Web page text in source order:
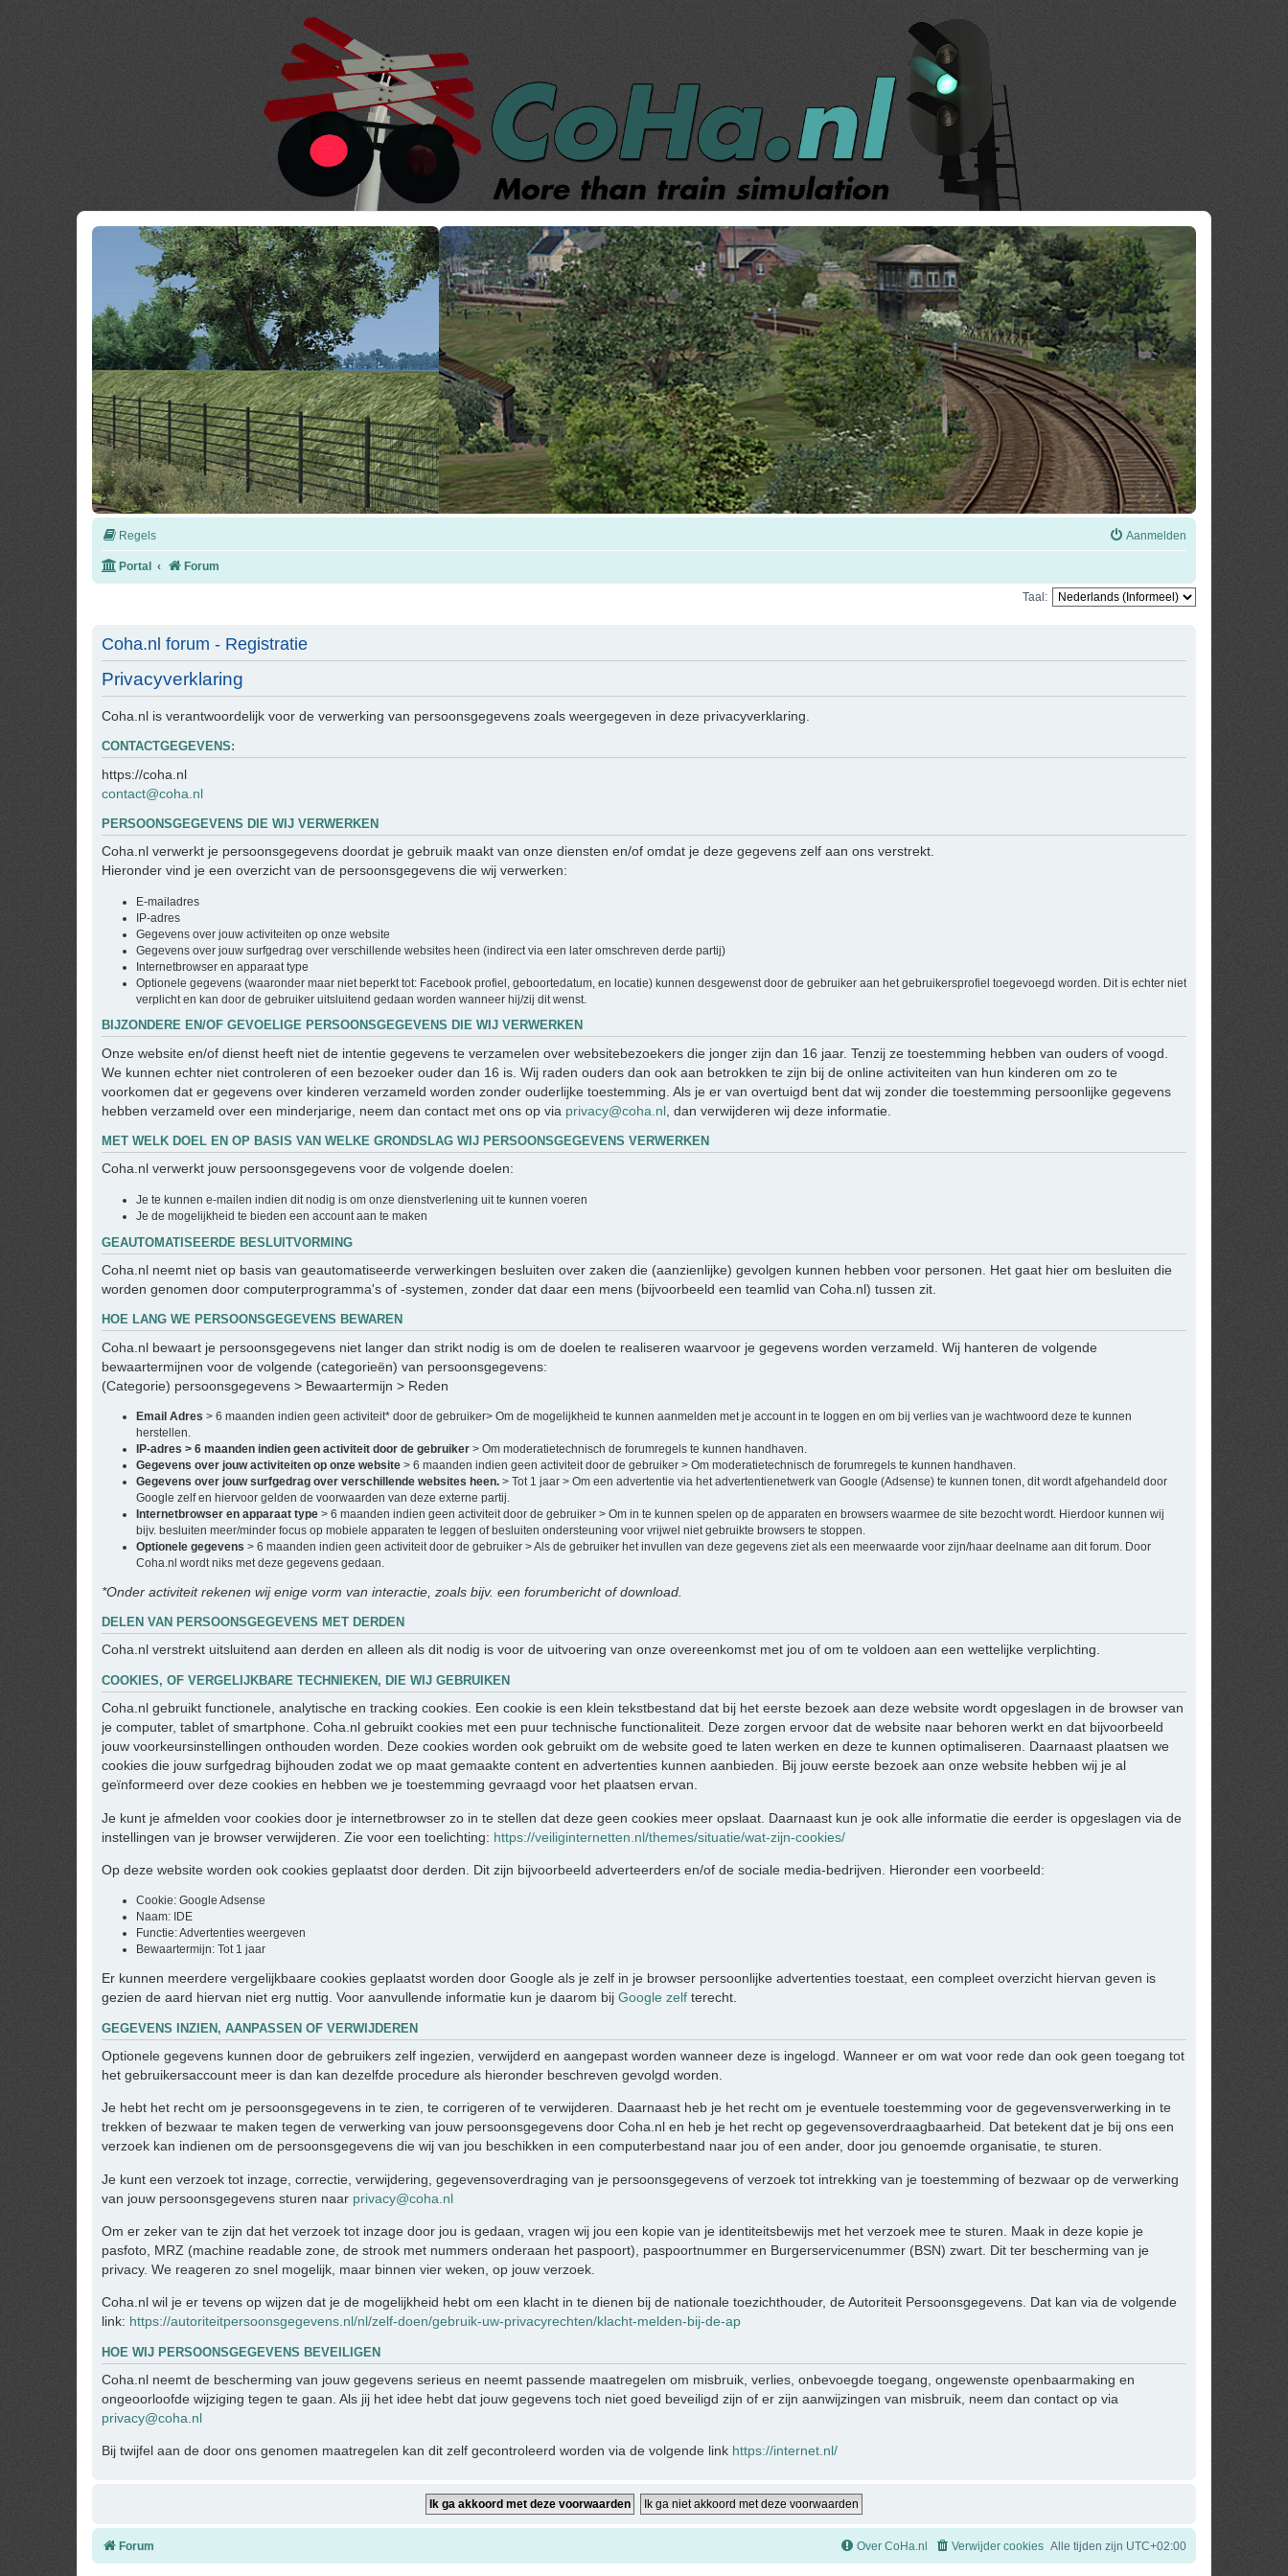
Regels Aanmelden
Portal Forum
Taal:
Coha.nl forum - Registratie
Privacyverklaring
Coha.nl is verantwoordelijk voor de verwerking van persoonsgegevens zoals weergegeven in deze privacyverklaring.
CONTACTGEGEVENS:
https://coha.nl
contact@coha.nl
PERSOONSGEGEVENS DIE WIJ VERWERKEN
Coha.nl verwerkt je persoonsgegevens doordat je gebruik maakt van onze diensten en/of omdat je deze gegevens zelf aan ons verstrekt.
Hieronder vind je een overzicht van de persoonsgegevens die wij verwerken:
E-mailadres
IP-adres
Gegevens over jouw activiteiten op onze website
Gegevens over jouw surfgedrag over verschillende websites heen (indirect via een later omschreven derde partij)
Internetbrowser en apparaat type
Optionele gegevens (waaronder maar niet beperkt tot: Facebook profiel, geboortedatum, en locatie) kunnen desgewenst door de gebruiker aan het gebruikersprofiel toegevoegd worden. Dit is echter niet
verplicht en kan door de gebruiker uitsluitend gedaan worden wanneer hij/zij dit wenst.
BIJZONDERE EN/OF GEVOELIGE PERSOONSGEGEVENS DIE WIJ VERWERKEN
Onze website en/of dienst heeft niet de intentie gegevens te verzamelen over websitebezoekers die jonger zijn dan 16 jaar. Tenzij ze toestemming hebben van ouders of voogd.
We kunnen echter niet controleren of een bezoeker ouder dan 16 is. Wij raden ouders dan ook aan betrokken te zijn bij de online activiteiten van hun kinderen om zo te
voorkomen dat er gegevens over kinderen verzameld worden zonder ouderlijke toestemming. Als je er van overtuigd bent dat wij zonder die toestemming persoonlijke gegevens
hebben verzameld over een minderjarige, neem dan contact met ons op via privacy@coha.nl , dan verwijderen wij deze informatie.
MET WELK DOEL EN OP BASIS VAN WELKE GRONDSLAG WIJ PERSOONSGEGEVENS VERWERKEN
Coha.nl verwerkt jouw persoonsgegevens voor de volgende doelen:
Je te kunnen e-mailen indien dit nodig is om onze dienstverlening uit te kunnen voeren
Je de mogelijkheid te bieden een account aan te maken
GEAUTOMATISEERDE BESLUITVORMING
Coha.nl neemt niet op basis van geautomatiseerde verwerkingen besluiten over zaken die (aanzienlijke) gevolgen kunnen hebben voor personen. Het gaat hier om besluiten die
worden genomen door computerprogramma's of -systemen, zonder dat daar een mens (bijvoorbeeld een teamlid van Coha.nl) tussen zit.
HOE LANG WE PERSOONSGEGEVENS BEWAREN
Coha.nl bewaart je persoonsgegevens niet langer dan strikt nodig is om de doelen te realiseren waarvoor je gegevens worden verzameld. Wij hanteren de volgende
bewaartermijnen voor de volgende (categorieën) van persoonsgegevens:
(Categorie) persoonsgegevens > Bewaartermijn > Reden
Email Adres > 6 maanden indien geen activiteit* door de gebruiker> Om de mogelijkheid te kunnen aanmelden met je account in te loggen en om bij verlies van je wachtwoord deze te kunnen
herstellen.
IP-adres > 6 maanden indien geen activiteit door de gebruiker > Om moderatietechnisch de forumregels te kunnen handhaven.
Gegevens over jouw activiteiten op onze website > 6 maanden indien geen activiteit door de gebruiker > Om moderatietechnisch de forumregels te kunnen handhaven.
Gegevens over jouw surfgedrag over verschillende websites heen. > Tot 1 jaar > Om een advertentie via het advertentienetwerk van Google (Adsense) te kunnen tonen, dit wordt afgehandeld door
Google zelf en hiervoor gelden de voorwaarden van deze externe partij.
Internetbrowser en apparaat type > 6 maanden indien geen activiteit door de gebruiker > Om in te kunnen spelen op de apparaten en browsers waarmee de site bezocht wordt. Hierdoor kunnen wij
bijv. besluiten meer/minder focus op mobiele apparaten te leggen of besluiten ondersteuning voor vrijwel niet gebruikte browsers te stoppen.
Optionele gegevens > 6 maanden indien geen activiteit door de gebruiker > Als de gebruiker het invullen van deze gegevens ziet als een meerwaarde voor zijn/haar deelname aan dit forum. Door
Coha.nl wordt niks met deze gegevens gedaan.
*Onder activiteit rekenen wij enige vorm van interactie, zoals bijv. een forumbericht of download.
DELEN VAN PERSOONSGEGEVENS MET DERDEN
Coha.nl verstrekt uitsluitend aan derden en alleen als dit nodig is voor de uitvoering van onze overeenkomst met jou of om te voldoen aan een wettelijke verplichting.
COOKIES, OF VERGELIJKBARE TECHNIEKEN, DIE WIJ GEBRUIKEN
Coha.nl gebruikt functionele, analytische en tracking cookies. Een cookie is een klein tekstbestand dat bij het eerste bezoek aan deze website wordt opgeslagen in de browser van
je computer, tablet of smartphone. Coha.nl gebruikt cookies met een puur technische functionaliteit. Deze zorgen ervoor dat de website naar behoren werkt en dat bijvoorbeeld
jouw voorkeursinstellingen onthouden worden. Deze cookies worden ook gebruikt om de website goed te laten werken en deze te kunnen optimaliseren. Daarnaast plaatsen we
cookies die jouw surfgedrag bijhouden zodat we op maat gemaakte content en advertenties kunnen aanbieden. Bij jouw eerste bezoek aan onze website hebben wij je al
geïnformeerd over deze cookies en hebben we je toestemming gevraagd voor het plaatsen ervan.
Je kunt je afmelden voor cookies door je internetbrowser zo in te stellen dat deze geen cookies meer opslaat. Daarnaast kun je ook alle informatie die eerder is opgeslagen via de
instellingen van je browser verwijderen. Zie voor een toelichting: https://veiliginternetten.nl/themes/situatie/wat-zijn-cookies/
Op deze website worden ook cookies geplaatst door derden. Dit zijn bijvoorbeeld adverteerders en/of de sociale media-bedrijven. Hieronder een voorbeeld:
Cookie: Google Adsense
Naam: IDE
Functie: Advertenties weergeven
Bewaartermijn: Tot 1 jaar
Er kunnen meerdere vergelijkbaare cookies geplaatst worden door Google als je zelf in je browser persoonlijke advertenties toestaat, een compleet overzicht hiervan geven is
gezien de aard hiervan niet erg nuttig. Voor aanvullende informatie kun je daarom bij Google zelf terecht.
GEGEVENS INZIEN, AANPASSEN OF VERWIJDEREN
Optionele gegevens kunnen door de gebruikers zelf ingezien, verwijderd en aangepast worden wanneer deze is ingelogd. Wanneer er om wat voor rede dan ook geen toegang tot
het gebruikersaccount meer is dan kan dezelfde procedure als hieronder beschreven gevolgd worden.
Je hebt het recht om je persoonsgegevens in te zien, te corrigeren of te verwijderen. Daarnaast heb je het recht om je eventuele toestemming voor de gegevensverwerking in te
trekken of bezwaar te maken tegen de verwerking van jouw persoonsgegevens door Coha.nl en heb je het recht op gegevensoverdraagbaarheid. Dat betekent dat je bij ons een
verzoek kan indienen om de persoonsgegevens die wij van jou beschikken in een computerbestand naar jou of een ander, door jou genoemde organisatie, te sturen.
Je kunt een verzoek tot inzage, correctie, verwijdering, gegevensoverdraging van je persoonsgegevens of verzoek tot intrekking van je toestemming of bezwaar op de verwerking
van jouw persoonsgegevens sturen naar privacy@coha.nl
Om er zeker van te zijn dat het verzoek tot inzage door jou is gedaan, vragen wij jou een kopie van je identiteitsbewijs met het verzoek mee te sturen. Maak in deze kopie je
pasfoto, MRZ (machine readable zone, de strook met nummers onderaan het paspoort), paspoortnummer en Burgerservicenummer (BSN) zwart. Dit ter bescherming van je
privacy. We reageren zo snel mogelijk, maar binnen vier weken, op jouw verzoek.
Coha.nl wil je er tevens op wijzen dat je de mogelijkheid hebt om een klacht in te dienen bij de nationale toezichthouder, de Autoriteit Persoonsgegevens. Dat kan via de volgende
link: https://autoriteitpersoonsgegevens.nl/nl/zelf-doen/gebruik-uw-privacyrechten/klacht-melden-bij-de-ap
HOE WIJ PERSOONSGEGEVENS BEVEILIGEN
Coha.nl neemt de bescherming van jouw gegevens serieus en neemt passende maatregelen om misbruik, verlies, onbevoegde toegang, ongewenste openbaarmaking en
ongeoorloofde wijziging tegen te gaan. Als jij het idee hebt dat jouw gegevens toch niet goed beveiligd zijn of er zijn aanwijzingen van misbruik, neem dan contact op via
privacy@coha.nl
Bij twijfel aan de door ons genomen maatregelen kan dit zelf gecontroleerd worden via de volgende link https://internet.nl/
Forum Alle tijden zijn UTC+02:00
Verwijder cookies
Over CoHa.nl